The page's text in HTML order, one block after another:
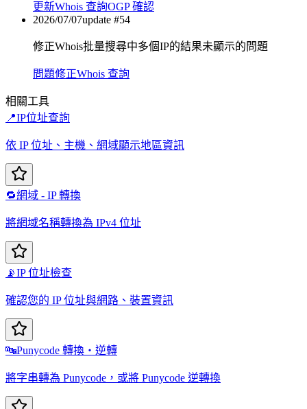
更新Whois 查詢OGP 確認
2026/07/07update #54
修正Whois批量搜尋中多個IP的結果未顯示的問題
問題修正Whois 查詢
相關工具
📍IP位址查詢
依 IP 位址、主機、網域顯示地區資訊
🔁網域 - IP 轉換
將網域名稱轉換為 IPv4 位址
📡IP 位址檢查
確認您的 IP 位址與網路、裝置資訊
🔤Punycode 轉換・逆轉
將字串轉為 Punycode，或將 Punycode 逆轉換